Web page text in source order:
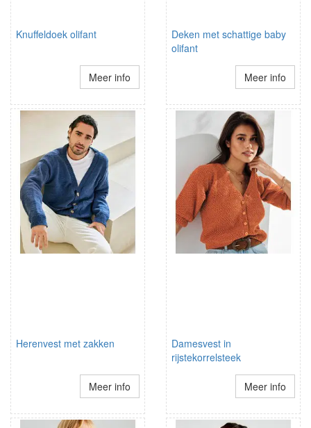
Knuffeldoek olifant
Meer info
Deken met schattige baby
olifant
Meer info
Herenvest met zakken
Meer info
Damesvest in
rijstekorrelsteek
Meer info